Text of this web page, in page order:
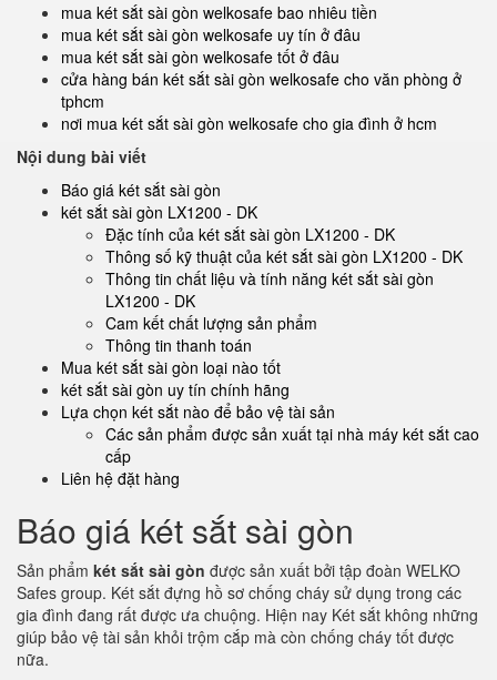
mua két sắt sài gòn welkosafe bao nhiêu tiền
mua két sắt sài gòn welkosafe uy tín ở đâu
mua két sắt sài gòn welkosafe tốt ở đâu
cửa hàng bán két sắt sài gòn welkosafe cho văn phòng ở
tphcm
nơi mua két sắt sài gòn welkosafe cho gia đình ở hcm
Nội dung bài viết
Báo giá két sắt sài gòn
két sắt sài gòn LX1200 - DK
Đặc tính của két sắt sài gòn LX1200 - DK
Thông số kỹ thuật của két sắt sài gòn LX1200 - DK
Thông tin chất liệu và tính năng két sắt sài gòn
LX1200 - DK
Cam kết chất lượng sản phẩm
Thông tin thanh toán
Mua két sắt sài gòn loại nào tốt
két sắt sài gòn uy tín chính hãng
Lựa chọn két sắt nào để bảo vệ tài sản
Các sản phẩm được sản xuất tại nhà máy két sắt cao
cấp
Liên hệ đặt hàng
Báo giá két sắt sài gòn
Sản phẩm két sắt sài gòn được sản xuất bởi tập đoàn WELKO
Safes group. Két sắt đựng hồ sơ chống cháy sử dụng trong các
gia đình đang rất được ưa chuộng. Hiện nay Két sắt không những
giúp bảo vệ tài sản khỏi trộm cắp mà còn chống cháy tốt được
nữa.